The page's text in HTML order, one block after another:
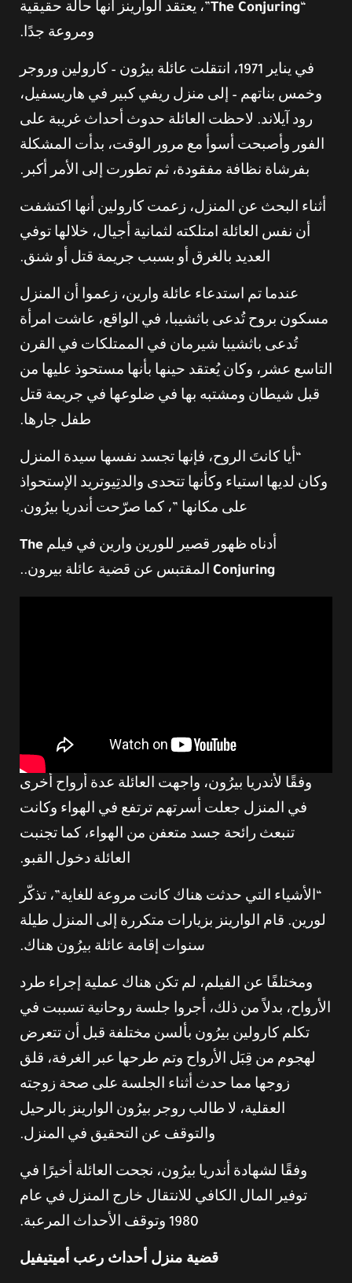
“
The Conjuring ”، يعتقد الوارينز أنها حالة حقيقية
ومروعة جدًا.
في يناير 1971، انتقلت عائلة بيرُون – كارولين وروجر
وخمس بناتهم – إلى منزل ريفي كبير في هاريسفيل،
رود آيلاند. لاحظت العائلة حدوث أحداث غريبة على
الفور وأصبحت أسوأ مع مرور الوقت، بدأت المشكلة
بفرشاة نظافة مفقودة، ثم تطورت إلى الأمر أكبر.
أثناء البحث عن المنزل، زعمت كارولين أنها اكتشفت
أن نفس العائلة امتلكته لثمانية أجيال، خلالها توفي
العديد بالغرق أو بسبب جريمة قتل أو شنق.
عندما تم استدعاء عائلة وارين، زعموا أن المنزل
مسكون بروح تُدعى باثشيبا، في الواقع، عاشت امرأة
تُدعى باثشيبا شيرمان في الممتلكات في القرن
التاسع عشر، وكان يُعتقد حينها بأنها مستحوذ عليها من
قبل شيطان ومشتبه بها في ضلوعها في جريمة قتل
طفل جارها.
“أيا كانتَ الروح، فإنها تجسد نفسها سيدة المنزل
وكان لديها استياء وكأنها تتحدى والدتِيوتريد الإستحواذ
على مكانها ”، كما صرّحت أندريا بيرُون.
أدناه ظهور قصير للورين وارين في فيلم The
Conjuring المقتبس عن قضية عائلة بيرون..
وفقًا لأندريا بيرُون، واجهت العائلة عدة أرواح أخرى
في المنزل جعلت أسرتهم ترتفع في الهواء وكانت
تنبعث رائحة جسد متعفن من الهواء، كما تجنبت
العائلة دخول القبو.
“الأشياء التي حدثت هناك كانت مروعة للغاية”، تذكّر
لورين. قام الوارينز بزيارات متكررة إلى المنزل طيلة
سنوات إقامة عائلة بيرُون هناك.
ومختلفًا عن الفيلم، لم تكن هناك عملية إجراء طرد
الأرواح، بدلاً من ذلك، أجروا جلسة روحانية تسببت في
تكلم كارولين بيرُون بألسن مختلفة قبل أن تتعرض
لهجوم من قِبَل الأرواح وتم طرحها عبر الغرفة، قلق
زوجها مما حدث أثناء الجلسة على صحة زوجته
العقلية، لا طالب روجر بيرُون الوارينز بالرحيل
والتوقف عن التحقيق في المنزل.
وفقًا لشهادة أندريا بيرُون، نجحت العائلة أخيرًا في
توفير المال الكافي للانتقال خارج المنزل في عام
1980 وتوقف الأحداث المرعبة.
قضية منزل أحداث رعب أميتيفيل